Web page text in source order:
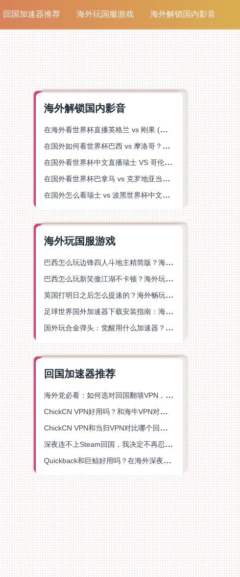
回国加速器推荐 海外玩国服游戏 海外解锁国内影音
海外解锁国内影音
在海外看世界杯直播英格兰 vs 刚果 (金)当前地区不可播放？这篇指南帮你突破所有限制
在国外如何看世界杯巴西 vs 摩洛哥？海外党专属体育观赛指南来了
在国外看世界杯中文直播瑞士 VS 哥伦比亚当前地区不可播放？这篇指南帮你搞定
在国外看世界杯巴拿马 vs 克罗地亚当前地区不可播放？这篇指南帮你轻松解决海外体育直播难题
在国外怎么看瑞士 vs 波黑世界杯中文解说？这篇指南帮你搞定所有地区限制问题
海外玩国服游戏
巴西怎么玩边锋四人斗地主精简版？海外游戏党的加速器终极选择
巴西怎么玩新笑傲江湖不卡顿？海外玩家国服游戏加速终极指南（附猫和老鼠一梦江湖实测）
英国打明日之后怎么提速的？海外畅玩国服游戏终极指南
足球世界国外加速器下载安装指南：海外党畅玩国服游戏的终极解决方案
国外玩合金弹头：觉醒用什么加速器？一份写给海外游子的畅玩指南
回国加速器推荐
海外党必看：如何选对回国翻墙VPN，无缝解锁国内资源？
ChickCN VPN好用吗？和海牛VPN对比哪个回国效果更好？
ChickCN VPN和当归VPN对比哪个回国效果更好？海外党亲测后选了它
深夜连不上Steam回国，我决定不再忍受这数字鸿沟
Quickback和巨鲸好用吗？在海外深夜想刷B站、追爱奇艺的你，或许正需要这份答案